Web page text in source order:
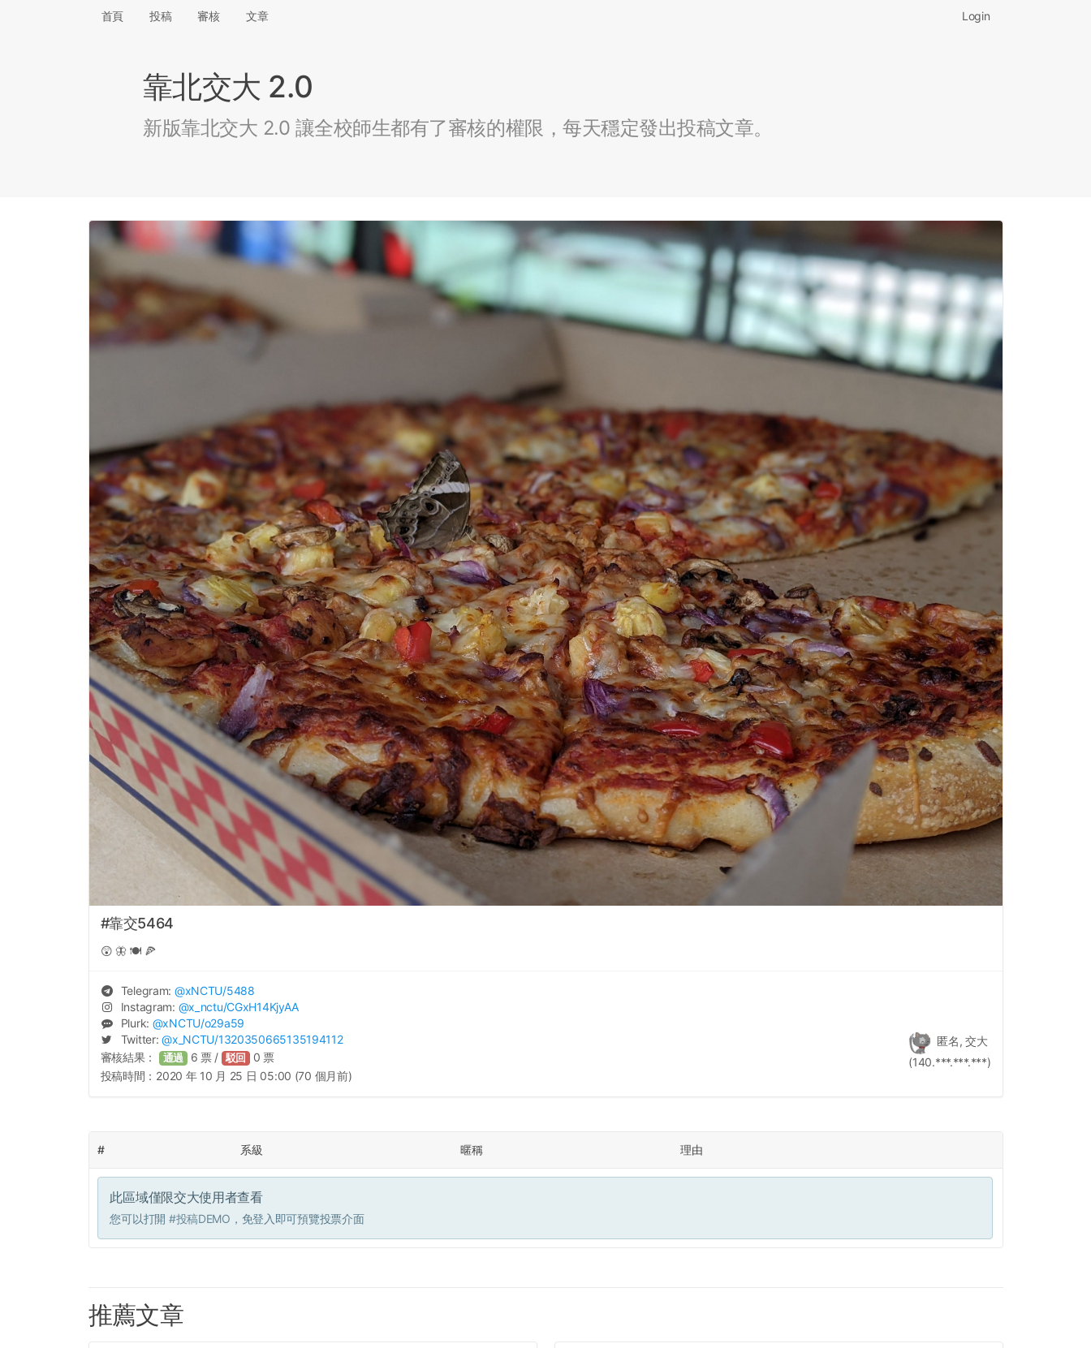
首頁 投稿 審核 文章 Login
靠北交大 2.0
新版靠北交大 2.0 讓全校師生都有了審核的權限，每天穩定發出投稿文章。
#靠交5464
😲 🦋 🍽 🍕
Telegram: @xNCTU/5488
Instagram: @x_nctu/CGxH14KjyAA
Plurk: @xNCTU/o29a59
Twitter:@x_NCTU/1320350665135194112
匿名, 交大
(140.***.***.***)
審核結果： 通過 6 票 / 駁回 0 票
投稿時間： 2020 年 10 月 25 日 05:00 (70 個月前)
# 系級 暱稱 理由
此區域僅限交大使用者查看
您可以打開 #投稿DEMO ，免登入即可預覽投票介面
推薦文章